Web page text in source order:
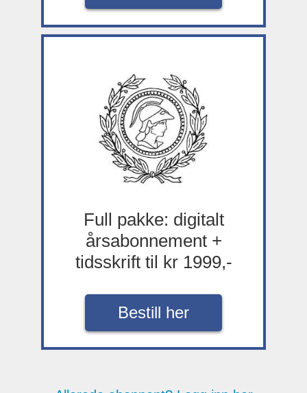
Full pakke: digitalt
årsabonnement +
tidsskrift til kr 1999,-
Bestill her